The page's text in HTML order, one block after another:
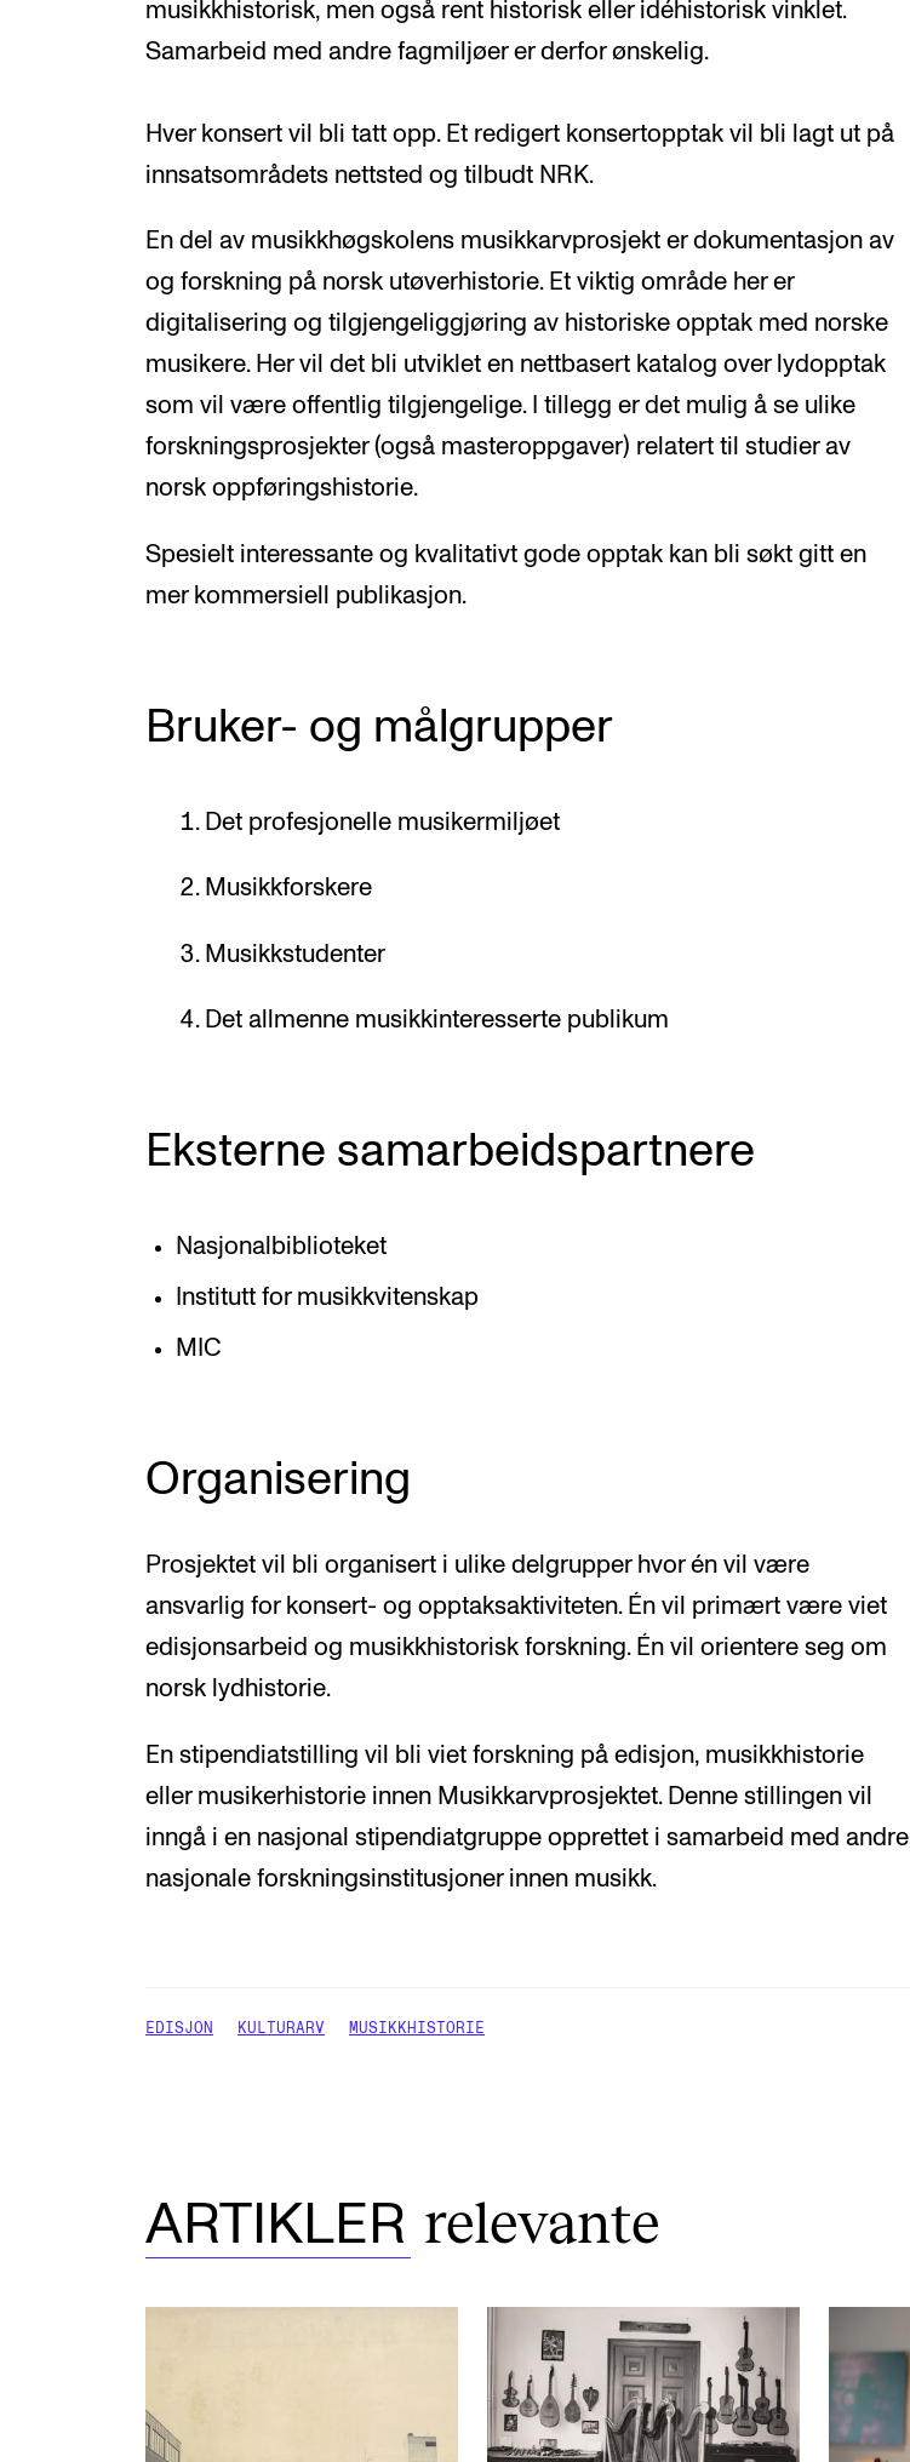
musikkhistorisk, men også rent historisk eller idéhistorisk vinklet.
Samarbeid med andre fagmiljøer er derfor ønskelig.
Hver konsert vil bli tatt opp. Et redigert konsertopptak vil bli lagt ut på
innsatsområdets nettsted og tilbudt NRK.
En del av musikkhøgskolens musikkarvprosjekt er dokumentasjon av
og forskning på norsk utøverhistorie. Et viktig område her er
digitalisering og tilgjengeliggjøring av historiske opptak med norske
musikere. Her vil det bli utviklet en nettbasert katalog over lydopptak
som vil være offentlig tilgjengelige. I tillegg er det mulig å se ulike
forskningsprosjekter (også masteroppgaver) relatert til studier av
norsk oppføringshistorie.
Spesielt interessante og kvalitativt gode opptak kan bli søkt gitt en
mer kommersiell publikasjon.
Bruker- og målgrupper
Det profesjonelle musikermiljøet
Musikkforskere
Musikkstudenter
Det allmenne musikkinteresserte publikum
Eksterne samarbeidspartnere
Nasjonalbiblioteket
Institutt for musikkvitenskap
MIC
Organisering
Prosjektet vil bli organisert i ulike delgrupper hvor én vil være
ansvarlig for konsert- og opptaksaktiviteten. Én vil primært være viet
edisjonsarbeid og musikkhistorisk forskning. Én vil orientere seg om
norsk lydhistorie.
En stipendiatstilling vil bli viet forskning på edisjon, musikkhistorie
eller musikerhistorie innen Musikkarvprosjektet. Denne stillingen vil
inngå i en nasjonal stipendiatgruppe opprettet i samarbeid med andre
nasjonale forskningsinstitusjoner innen musikk.
EDISJON KULTURARV MUSIKKHISTORIE
ARTIKLER relevante